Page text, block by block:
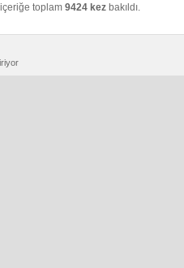
toplam 9424 kez bakıldı.